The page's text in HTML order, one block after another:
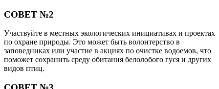
СОВЕТ №2
Участвуйте в местных экологических инициативах и проектах
по охране природы. Это может быть волонтерство в
заповедниках или участие в акциях по очистке водоемов, что
поможет сохранить среду обитания белолобого гуся и других
видов птиц.